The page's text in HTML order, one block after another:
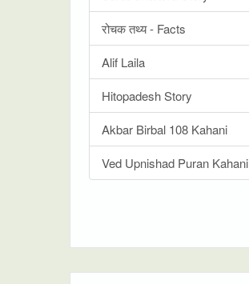
रोचक तथ्य - Facts
Alif Laila
Hitopadesh Story
Akbar Birbal 108 Kahani
Ved Upnishad Puran Kahani